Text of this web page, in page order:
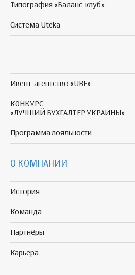
Типография «Баланс-клуб»
Система Uteka
Ивент-агентство «UBE»
КОНКУРС
«ЛУЧШИЙ БУХГАЛТЕР УКРАИНЫ»
Программа лояльности
О КОМПАНИИ
История
Команда
Партнёры
Карьера